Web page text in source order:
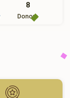
8
Donors